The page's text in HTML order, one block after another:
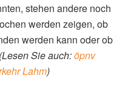
stehen andere noch
werden zeigen, ob
werden kann oder ob
(Lesen Sie auch:öpnv
Lahm)